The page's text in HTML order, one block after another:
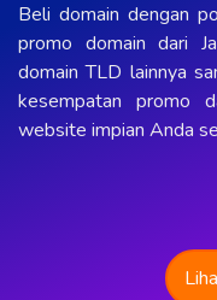
Beli domain dengan
promo domain dari
domain TLD lainnya
kesempatan promo
website impian Anda